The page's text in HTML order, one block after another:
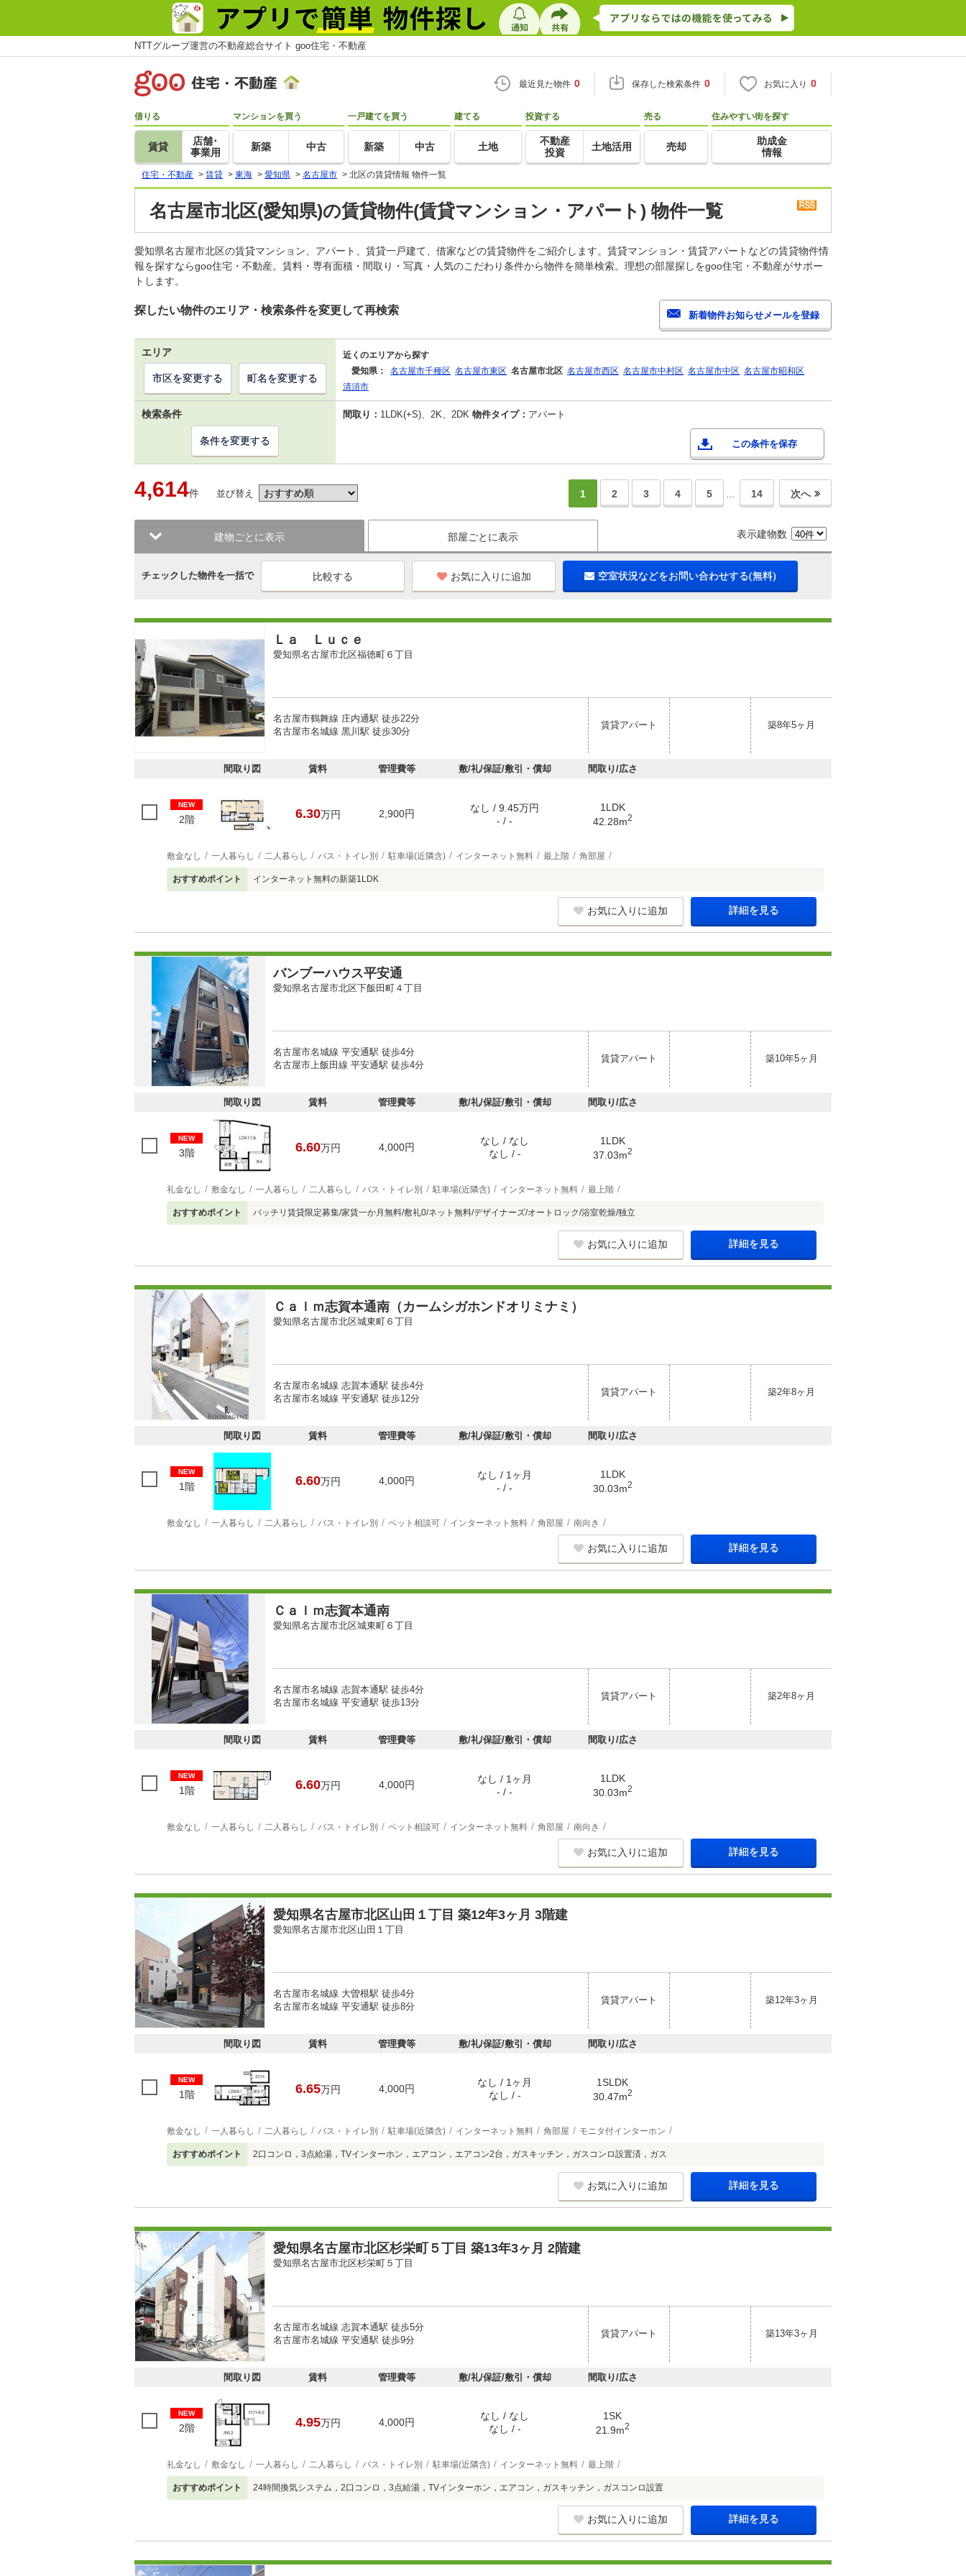
NTTグループ運営の不動産総合サイト goo住宅・不動産
最近見た物件 0 保存した検索条件 0 お気に入り 0
借りる
賃貸
店舗･
事業用
マンションを買う
新築 中古
一戸建てを買う
新築 中古
建てる
土地
投資する
不動産
投資
土地活用
売る
売却
住みやすい街を探す
助成金
情報
住宅・不動産 > 賃貸 > 東海 > 愛知県 > 名古屋市 > 北区の賃貸情報 物件一覧
名古屋市北区(愛知県)の賃貸物件(賃貸マンション・アパート) 物件一覧
愛知県名古屋市北区の賃貸マンション、アパート、賃貸一戸建て、借家などの賃貸物件をご紹介します。賃貸マンション・賃貸アパートなどの賃貸物件情
報を探すならgoo住宅・不動産。賃料・専有面積・間取り・写真・人気のこだわり条件から物件を簡単検索。理想の部屋探しをgoo住宅・不動産がサポー
トします。
探したい物件のエリア・検索条件を変更して再検索
エリア
近くのエリアから探す
愛知県：
名古屋市千種区 名古屋市東区 名古屋市北区 名古屋市西区 名古屋市中村区 名古屋市中区 名古屋市昭和区
清須市
市区を変更する 町名を変更する
検索条件 間取り： 1LDK(+S)、2K、2DK 物件タイプ： アパート
この条件を保存
条件を変更する
4,614件 並び替え 1 2 3 4 5 … 14 次へ
建物ごとに表示 部屋ごとに表示 表示建物数
チェックした物件を一括で お気に入りに追加 空室状況などをお問い合わせする(無料)
Ｌａ Ｌｕｃｅ
愛知県名古屋市北区福徳町６丁目
名古屋市鶴舞線 庄内通駅 徒歩22分
名古屋市名城線 黒川駅 徒歩30分
賃貸アパート 築8年5ヶ月
間取り図 賃料 管理費等 敷/礼/保証/敷引・償却 間取り/広さ
NEW
2階 6.30万円 2,900円
なし / 9.45万円
- / -
1LDK
42.28m2
敷金なし 一人暮らし 二人暮らし バス・トイレ別 駐車場(近隣含) インターネット無料 最上階 角部屋
おすすめポイント インターネット無料の新築1LDK
お気に入りに追加 詳細を見る
バンブーハウス平安通
愛知県名古屋市北区下飯田町４丁目
名古屋市名城線 平安通駅 徒歩4分
名古屋市上飯田線 平安通駅 徒歩4分
賃貸アパート 築10年5ヶ月
間取り図 賃料 管理費等 敷/礼/保証/敷引・償却 間取り/広さ
NEW
3階 6.60万円 4,000円
なし / なし
なし / -
1LDK
37.03m2
礼金なし 敷金なし 一人暮らし 二人暮らし バス・トイレ別 駐車場(近隣含) インターネット無料 最上階
おすすめポイント バッチリ賃貸限定募集/家賃一か月無料/敷礼0/ネット無料/デザイナーズ/オートロック/浴室乾燥/独立
お気に入りに追加 詳細を見る
Ｃａｌｍ志賀本通南（カームシガホンドオリミナミ）
愛知県名古屋市北区城東町６丁目
名古屋市名城線 志賀本通駅 徒歩4分
名古屋市名城線 平安通駅 徒歩12分
賃貸アパート 築2年8ヶ月
間取り図 賃料 管理費等 敷/礼/保証/敷引・償却 間取り/広さ
NEW
1階 6.60万円 4,000円
なし / 1ヶ月
- / -
1LDK
30.03m2
敷金なし 一人暮らし 二人暮らし バス・トイレ別 ペット相談可 インターネット無料 角部屋 南向き
お気に入りに追加 詳細を見る
Ｃａｌｍ志賀本通南
愛知県名古屋市北区城東町６丁目
名古屋市名城線 志賀本通駅 徒歩4分
名古屋市名城線 平安通駅 徒歩13分
賃貸アパート 築2年8ヶ月
間取り図 賃料 管理費等 敷/礼/保証/敷引・償却 間取り/広さ
NEW
1階 6.60万円 4,000円
なし / 1ヶ月
- / -
1LDK
30.03m2
敷金なし 一人暮らし 二人暮らし バス・トイレ別 ペット相談可 インターネット無料 角部屋 南向き
お気に入りに追加 詳細を見る
愛知県名古屋市北区山田１丁目 築12年3ヶ月 3階建
愛知県名古屋市北区山田１丁目
名古屋市名城線 大曽根駅 徒歩4分
名古屋市名城線 平安通駅 徒歩8分
賃貸アパート 築12年3ヶ月
間取り図 賃料 管理費等 敷/礼/保証/敷引・償却 間取り/広さ
NEW
1階 6.65万円 4,000円
なし / 1ヶ月
なし / -
1SLDK
30.47m2
敷金なし 一人暮らし 二人暮らし バス・トイレ別 駐車場(近隣含) インターネット無料 角部屋 モニタ付インターホン
おすすめポイント 2口コンロ，3点給湯，TVインターホン，エアコン，エアコン2台，ガスキッチン，ガスコンロ設置済，ガス
お気に入りに追加 詳細を見る
愛知県名古屋市北区杉栄町５丁目 築13年3ヶ月 2階建
愛知県名古屋市北区杉栄町５丁目
名古屋市名城線 志賀本通駅 徒歩5分
名古屋市名城線 平安通駅 徒歩9分
賃貸アパート 築13年3ヶ月
間取り図 賃料 管理費等 敷/礼/保証/敷引・償却 間取り/広さ
NEW
2階 4.95万円 4,000円
なし / なし
なし / -
1SK
21.9m2
礼金なし 敷金なし 一人暮らし 二人暮らし バス・トイレ別 駐車場(近隣含) インターネット無料 最上階
おすすめポイント 24時間換気システム，2口コンロ，3点給湯，TVインターホン，エアコン，ガスキッチン，ガスコンロ設置
お気に入りに追加 詳細を見る